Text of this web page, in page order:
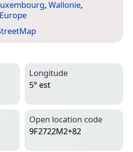
, Wallonie,
Europe
Longitude
5° est
Open location code
9F2722M2+82